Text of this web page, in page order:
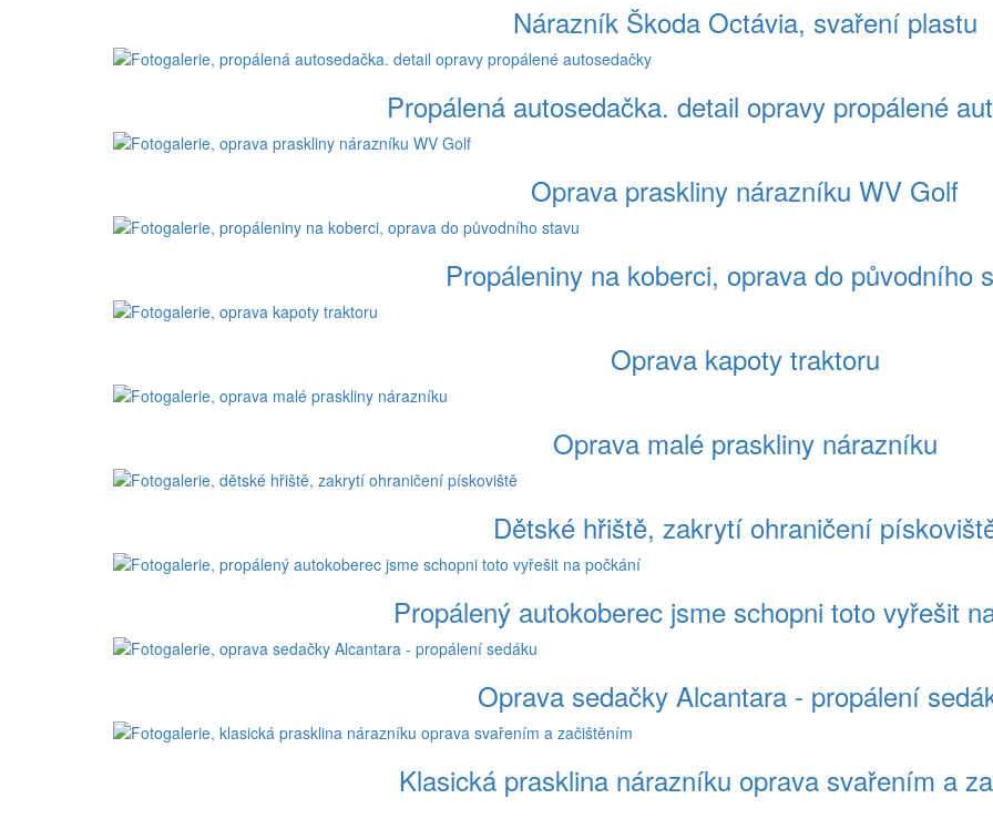
Nárazník Škoda Octávia, svaření plastu
Propálená autosedačka. detail opravy propálené
Oprava praskliny nárazníku WV Golf
Propáleniny na koberci, oprava do původního
Oprava kapoty traktoru
Oprava malé praskliny nárazníku
Dětské hřiště, zakrytí ohraničení
Propálený autokoberec jsme schopni toto vyřešit
Oprava sedačky Alcantara - propálení
Klasická prasklina nárazníku oprava svařením a